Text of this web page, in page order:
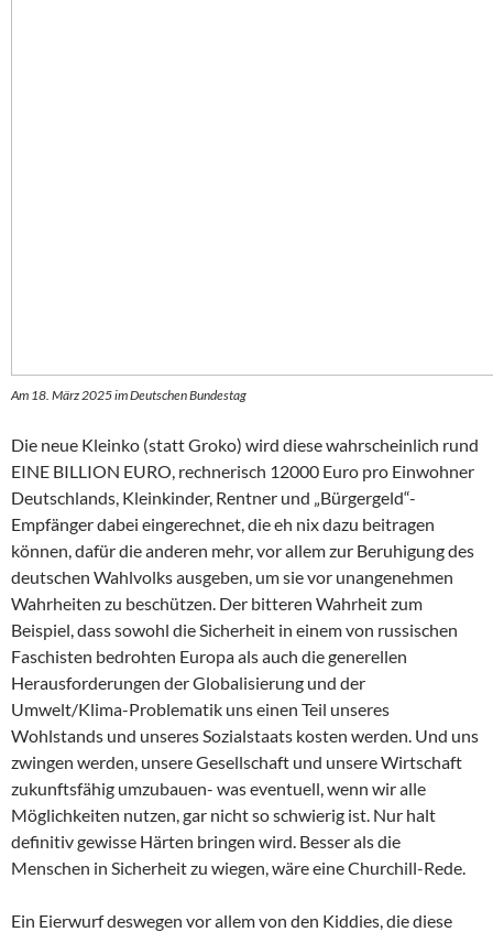
Am 18. März 2025 im Deutschen Bundestag
Die neue Kleinko (statt Groko) wird diese wahrscheinlich rund
EINE BILLION EURO, rechnerisch 12000 Euro pro Einwohner
Deutschlands, Kleinkinder, Rentner und „Bürgergeld“-
Empfänger dabei eingerechnet, die eh nix dazu beitragen
können, dafür die anderen mehr, vor allem zur Beruhigung des
deutschen Wahlvolks ausgeben, um sie vor unangenehmen
Wahrheiten zu beschützen. Der bitteren Wahrheit zum
Beispiel, dass sowohl die Sicherheit in einem von russischen
Faschisten bedrohten Europa als auch die generellen
Herausforderungen der Globalisierung und der
Umwelt/Klima-Problematik uns einen Teil unseres
Wohlstands und unseres Sozialstaats kosten werden. Und uns
zwingen werden, unsere Gesellschaft und unsere Wirtschaft
zukunftsfähig umzubauen- was eventuell, wenn wir alle
Möglichkeiten nutzen, gar nicht so schwierig ist. Nur halt
definitiv gewisse Härten bringen wird. Besser als die
Menschen in Sicherheit zu wiegen, wäre eine Churchill-Rede.
Ein Eierwurf deswegen vor allem von den Kiddies, die diese